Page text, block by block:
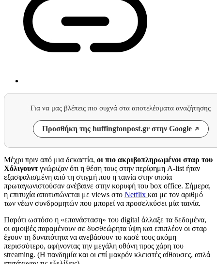
Για να μας βλέπεις πιο συχνά στα αποτελέσματα αναζήτησης
Προσθήκη της huffingtonpost.gr στην Google
Μέχρι πριν από μια δεκαετία, οι πιο ακριβοπληρωμένοι σταρ του
Χόλιγουντγνώριζαν ότι η θέση τους στην περίφημη A-list ήταν
εξασφαλισμένη από τη στιγμή που η ταινία στην οποία
πρωταγωνιστούσαν ανέβαινε στην κορυφή του box office. Σήμερα,
η επιτυχία αποτυπώνεται με views στο Netflix και με τον αριθμό
των νέων συνδρομητών που μπορεί να προσελκύσει μία ταινία.
Παρότι ωστόσο η «επανάσταση» του digital άλλαξε τα δεδομένα,
οι αμοιβές παραμένουν σε δυσθεώρητα ύψη και επιπλέον οι σταρ
έχουν τη δυνατότητα να ανεβάσουν το κασέ τους ακόμη
περισσότερο, αφήνοντας την μεγάλη οθόνη προς χάρη του
streaming. (Η πανδημία και οι επί μακρόν κλειστές αίθουσες, απλά